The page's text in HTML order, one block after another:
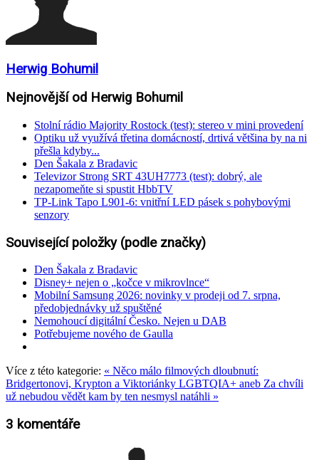
Herwig Bohumil
Nejnovější od Herwig Bohumil
Stolní rádio Majority Rostock (test): stereo v mini provedení
Optiku už využívá třetina domácností, drtivá většina by na ni
přešla kdyby...
Den Šakala z Bradavic
Televizor Strong SRT 43UH7773 (test): dobrý, ale
nezapomeňte si spustit HbbTV
TP-Link Tapo L901-6: vnitřní LED pásek s pohybovými
senzory
Související položky (podle značky)
Den Šakala z Bradavic
Disney+ nejen o „kočce v mikrovlnce“
Mobilní Samsung 2026: novinky v prodeji od 7. srpna,
předobjednávky už spuštěné
Nemohoucí digitální Česko. Nejen u DAB
Potřebujeme nového de Gaulla
Více z této kategorie: « Něco málo filmových dloubnutí:
Bridgertonovi, Krypton a Viktoriánky LGBTQIA+ aneb Za chvíli
už nebudou vědět kam by ten nesmysl natáhli »
3 komentáře